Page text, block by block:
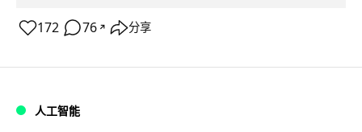
172 76 ↗ 分享
人工智能